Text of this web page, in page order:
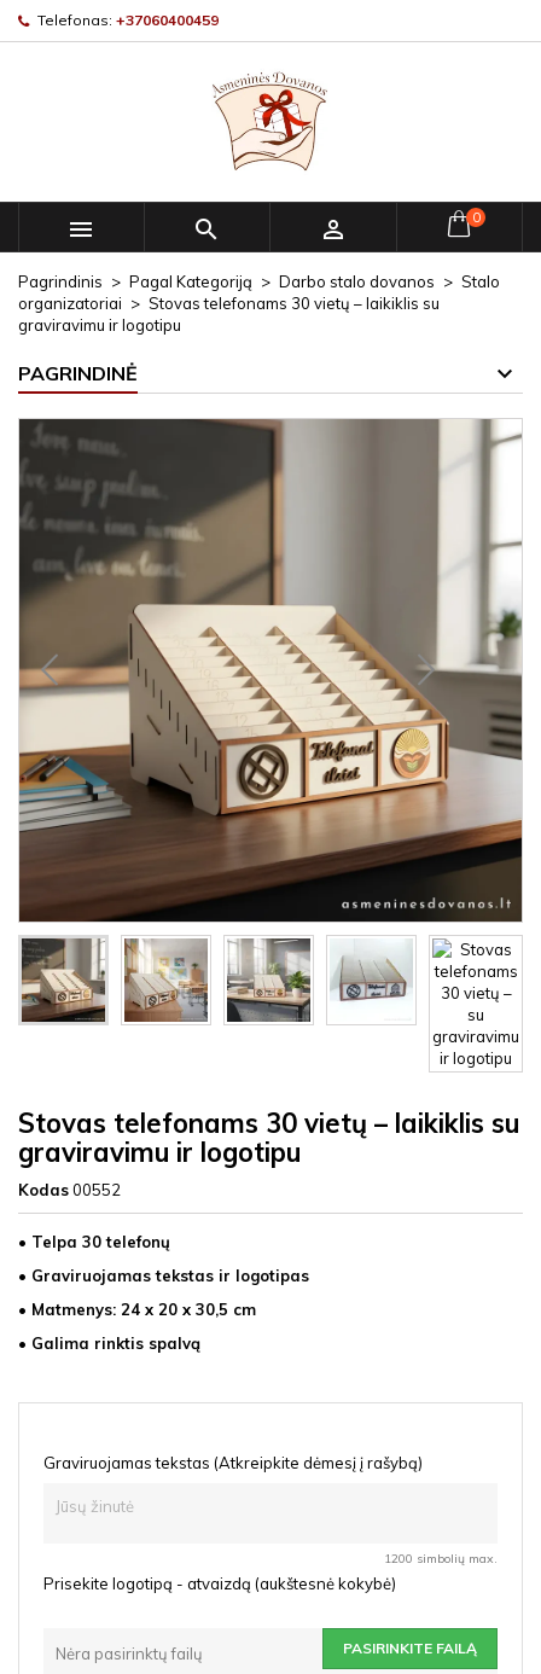
Telefonas: +37060400459
   0
Pagrindinis Pagal Kategoriją Darbo stalo dovanos
Stalo
organizatoriai
Stovas telefonams 30 vietų – laikiklis su
graviravimu ir logotipu
PAGRINDINĖ
Stovas telefonams 30 vietų – laikiklis su
graviravimu ir logotipu
Kodas00552
• Telpa 30 telefonų
• Graviruojamas tekstas ir logotipas
• Matmenys: 24 x 20 x 30,5 cm
• Galima rinktis spalvą
Graviruojamas tekstas (Atkreipkite dėmesį į rašybą)
1200 simbolių max.
Prisekite logotipą - atvaizdą (aukštesnė kokybė)
Nėra pasirinktų failų PASIRINKITE FAILĄ